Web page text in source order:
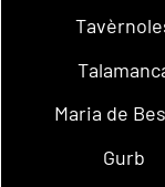
Maria de
Gurb